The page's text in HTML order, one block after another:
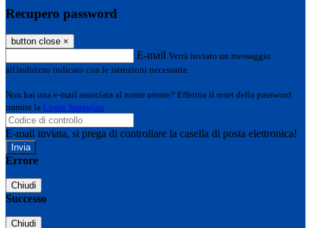
Recupero password
button close ×
E-mail Verrà inviato un messaggio
all'indirizzo indicato con le istruzioni necessarie.
Non hai una e-mail associata al nome utente? Effettua il reset della password
tramite la Login Spaggiari
E-mail inviata, si prega di controllare la casella di posta elettronica!
Errore
Chiudi
Successo
Chiudi